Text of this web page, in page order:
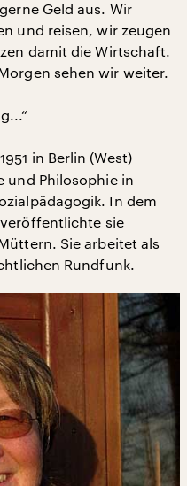
Geld aus. Wir
und reisen, wir zeugen
damit die Wirtschaft.
sehen wir weiter.
in Berlin (West)
und Philosophie in
In dem
sie
Sie arbeitet als
Rundfunk.